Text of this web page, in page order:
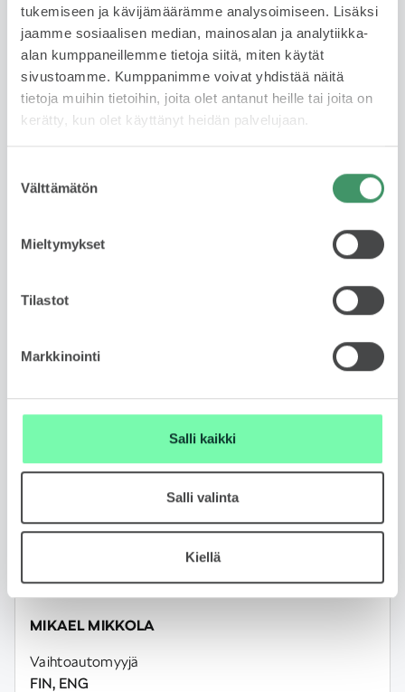
tukemiseen ja kävijämäärämme analysoimiseen. Lisäksi
jaamme sosiaalisen median, mainosalan ja analytiikka-
alan kumppaneillemme tietoja siitä, miten käytät
sivustoamme. Kumppanimme voivat yhdistää näitä
tietoja muihin tietoihin, joita olet antanut heille tai joita on
kerätty, kun olet käyttänyt heidän palvelujaan.
valinta
Välttämätön
Mieltymykset
Tilastot
Markkinointi
Salli kaikki
Salli valinta
Kiellä
Käytetyn auton leasing on fiksu valinta, jos haluat ajaa
laadukkaalla autolla ilman omistamiseen liittyviä
riskejä tai sitoutumista pitkäksi aikaa. Sopimuskausi
1-3 vuotta ja kilometrimäärä 10 tkm, 15 tkm tai 20
tkm/ vuosi. Leasing tarjoaa huolettoman tavan
autoilla – maksat vain käytöstä, et omistuksesta.
Rahoituslaskuri
Ota yhteyttä myyjään
Jätä yhteydenottopyyntö
MIKAEL MIKKOLA
Vaihtoautomyyjä
FIN, ENG